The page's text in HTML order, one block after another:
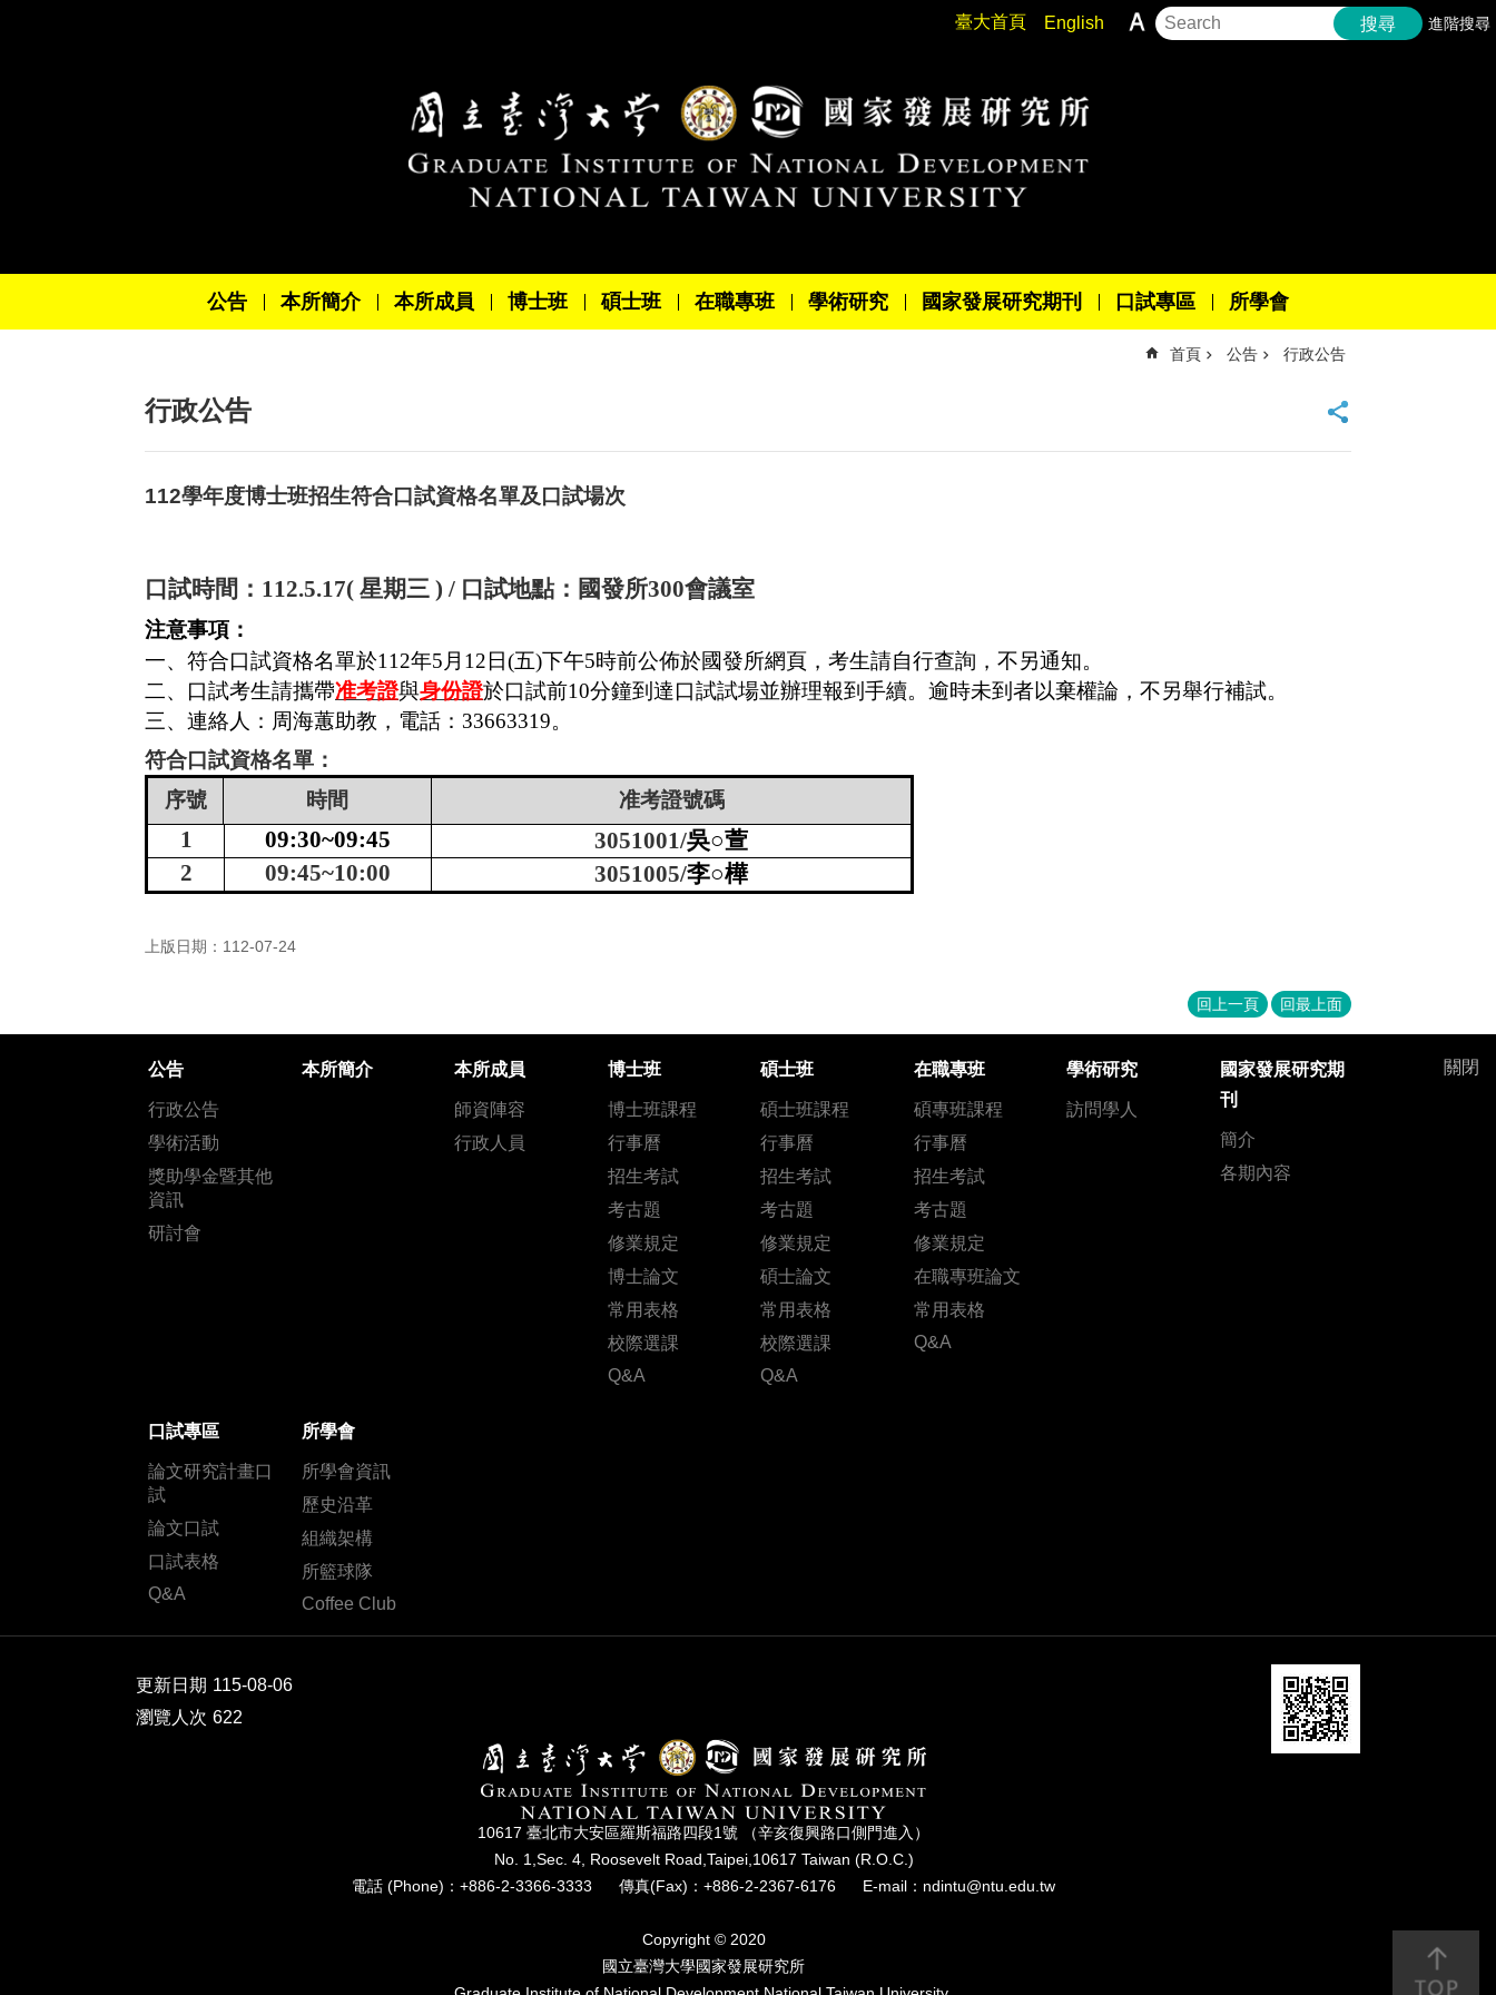
臺大首頁 English 搜尋 進階搜尋
公告 本所簡介 本所成員 博士班 碩士班 在職專班 學術研究 國家發展研究期刊 口試專區 所學會
首頁 公告 行政公告
行政公告
112學年度博士班招生符合口試資格名單及口試場次
口試時間： 112.5.17( 星期三 ) / 口試地點：國發所300會議室
注意事項：
一、符合口試資格名單於112年5 月 12日(五)下午5時前公佈於國發所網頁，考生請自行查詢，不另通知。
二、口試考生請攜帶准考證與身份證於口試前10分鐘到達口試試場並辦理報到手續。逾時未到者以棄權論，不另舉行補試。
三、連絡人：周海蕙助教，電話： 33663319。
符合口試資格名單：
序號
時間 准考證號碼
1 09:30~09:45 3051001/吳○萱
2
09:45~10:00 3051005/李○樺
上版日期：112-07-24
回上一頁 回最上面
關閉
公告
行政公告
學術活動
獎助學金暨其他
資訊
研討會
本所簡介 本所成員
師資陣容
行政人員
博士班
博士班課程
行事曆
招生考試
考古題
修業規定
博士論文
常用表格
校際選課
Q&A
碩士班
碩士班課程
行事曆
招生考試
考古題
修業規定
碩士論文
常用表格
校際選課
Q&A
在職專班
碩專班課程
行事曆
招生考試
考古題
修業規定
在職專班論文
常用表格
Q&A
學術研究
訪問學人
國家發展研究期
刊
簡介
各期內容
口試專區
論文研究計畫口
試
論文口試
口試表格
Q&A
所學會
所學會資訊
歷史沿革
組織架構
所籃球隊
Coffee Club
更新日期 115-08-06
瀏覽人次 622
10617 臺北市⼤安區羅斯福路四段1號 （辛亥復興路⼝側⾨進入）
No. 1,Sec. 4, Roosevelt Road,Taipei,10617 Taiwan (R.O.C.)
電話 (Phone)：+886-2-3366-3333
傳真(Fax)：+886-2-2367-6176 E-mail：ndintu@ntu.edu.tw
Copyright © 2020
國立臺灣⼤學國家發展研究所